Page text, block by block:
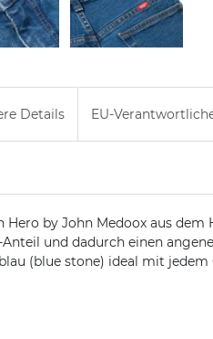
Details EU-
by John Medoox aus dem
und dadurch einen
(blue stone) ideal mit